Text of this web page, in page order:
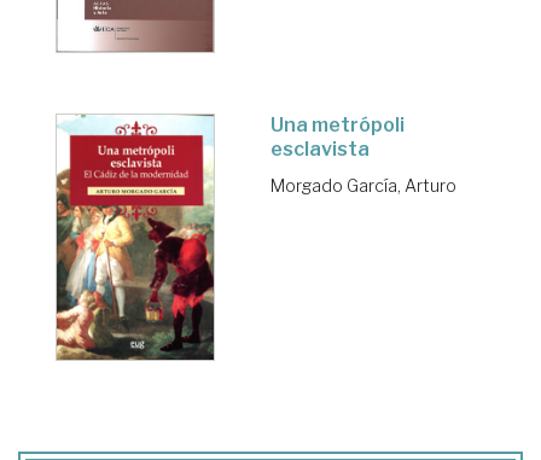
Una metrópoli
esclavista
Morgado García, Arturo